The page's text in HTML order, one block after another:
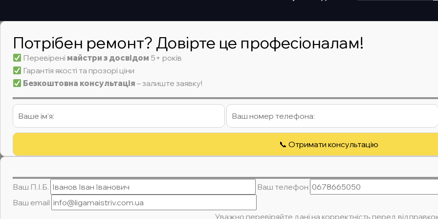
Потрібен ремонт? Довірте це професіоналам!
Перевірені майстри з досвідом 5+ років
Гарантія якості та прозорі ціни
Безкоштовна консультація – залиште заявку!
Ваш П.І.Б.
Ваш телефон
Ваш email
Уважно перевіряйте дані на корректність перед